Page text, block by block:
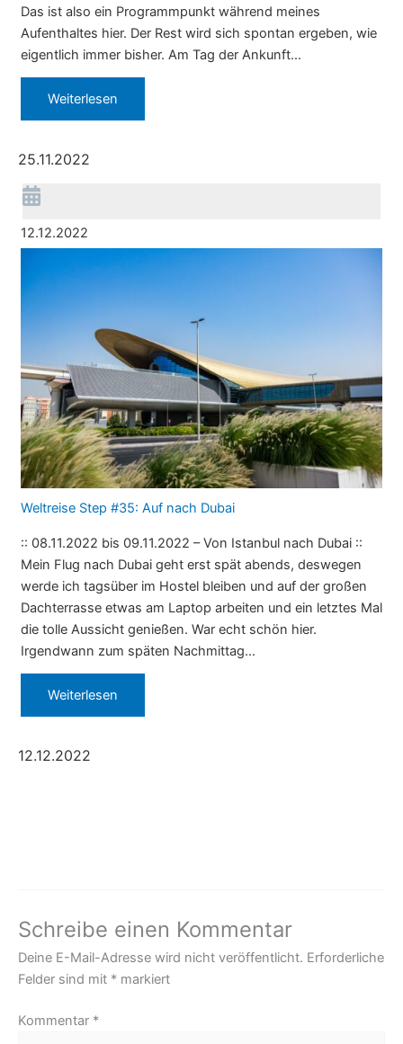
Das ist also ein Programmpunkt während meines
Aufenthaltes hier. Der Rest wird sich spontan ergeben, wie
eigentlich immer bisher. Am Tag der Ankunft…
Weiterlesen
25.11.2022
12.12.2022
Weltreise Step #35: Auf nach Dubai
:: 08.11.2022 bis 09.11.2022 – Von Istanbul nach Dubai ::
Mein Flug nach Dubai geht erst spät abends, deswegen
werde ich tagsüber im Hostel bleiben und auf der großen
Dachterrasse etwas am Laptop arbeiten und ein letztes Mal
die tolle Aussicht genießen. War echt schön hier.
Irgendwann zum späten Nachmittag…
Weiterlesen
12.12.2022
Schreibe einen Kommentar
Deine E-Mail-Adresse wird nicht veröffentlicht. Erforderliche
Felder sind mit * markiert
Kommentar *